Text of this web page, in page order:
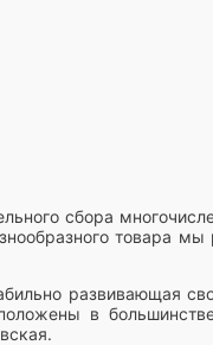
сбора
товара мы
развивающая
в